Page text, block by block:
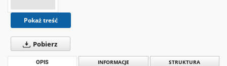
Pokaż treść
Pobierz
OPIS INFORMACJE STRUKTURA